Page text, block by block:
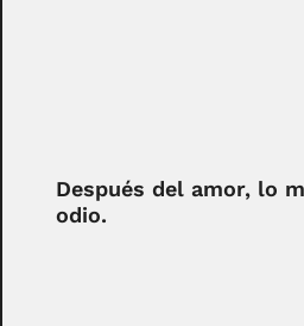
Después del amor, lo
odio.